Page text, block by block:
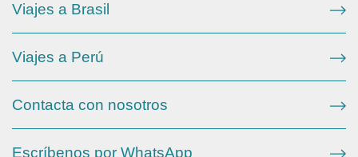
Viajes a Brasil
Viajes a Perú
Contacta con nosotros
Escríbenos por WhatsApp